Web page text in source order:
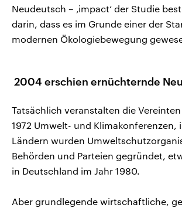
Neudeutsch – ‚impact‘ der Studie
darin, dass es im Grunde einer der
modernen Ökologiebewegung
2004 erschien ernüchternde
Tatsächlich veranstalten die
1972 Umwelt- und Klimakonferenzen,
Ländern wurden
Behörden und Parteien gegründet,
in Deutschland im Jahr 1980.
Aber grundlegende wirtschaftliche,